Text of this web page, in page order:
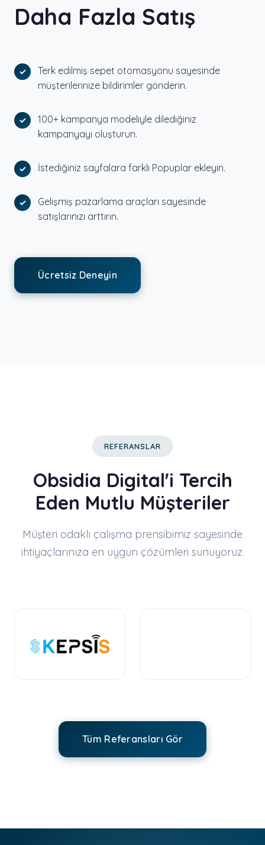
Daha Fazla Satış
Terk edilmiş sepet otomasyonu sayesinde
müşterilerinize bildirimler gönderin.
100+ kampanya modeliyle dilediğiniz
kampanyayı oluşturun.
İstediğiniz sayfalara farklı Popuplar ekleyin.
Gelişmiş pazarlama araçları sayesinde
satışlarınızı arttırın.
Ücretsiz Deneyin
REFERANSLAR
Obsidia Digital'i Tercih
Eden Mutlu Müşteriler
Müşteri odaklı çalışma prensibimiz sayesinde
ihtiyaçlarınıza en uygun çözümleri sunuyoruz.
Tüm Referansları Gör